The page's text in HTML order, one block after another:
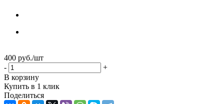
400 руб./шт
-
+
В корзину
Купить в 1 клик
Поделиться